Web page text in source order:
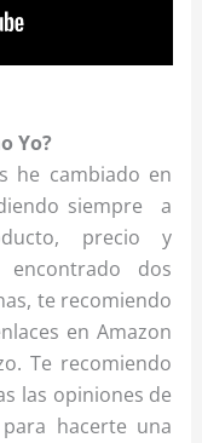
Yo?
he cambiado en
siempre a
precio y
encontrado dos
te recomiendo
en Amazon
Te recomiendo
las opiniones de
hacerte una